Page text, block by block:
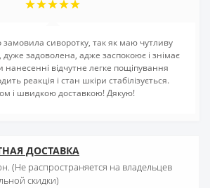
сиворотку, так як маю чутливу
дуже задоволена, адже заспокоює і знімає
відчутне легке пощіпування
реакція і стан шкіри стабілізується.
і швидкою доставкою! Дякую!
ДОСТАВКА
(Не распространяется на владельцев
скидки)